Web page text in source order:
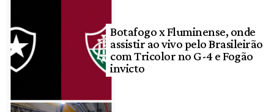
Botafogo x Fluminense, onde
assistir ao vivo pelo Brasileirão
com Tricolor no G-4 e Fogão
invicto